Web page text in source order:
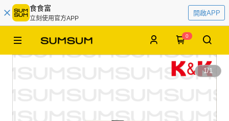
食食富
立刻使用官方APP
開啟APP
0
1/1